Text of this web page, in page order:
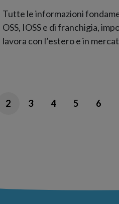
Tutte le informazioni
OSS, IOSS e di franchigia,
lavora con l’estero e in
2 3 4 5 6